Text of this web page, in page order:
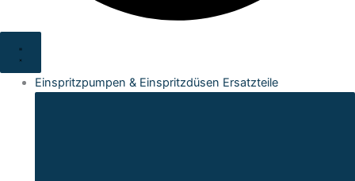
Einspritzpumpen & Einspritzdüsen Ersatzteile